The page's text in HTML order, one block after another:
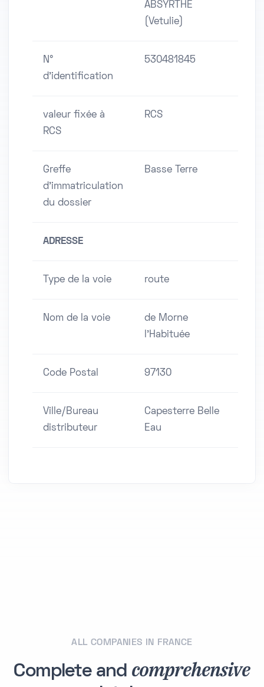
ABSYRTHE
(Vetulie)
N°
d'identification
530481845
valeur fixée à
RCS
RCS
Greffe
d'immatriculation
du dossier
Basse Terre
ADRESSE
Type de la voie route
Nom de la voie
de Morne
l'Habituée
Code Postal 97130
Ville/Bureau
distributeur
Capesterre Belle
Eau
ALL COMPANIES IN FRANCE
Complete and comprehensive